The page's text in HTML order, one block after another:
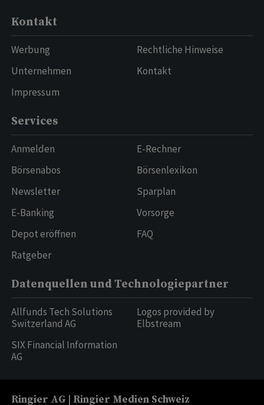
Kontakt
Werbung
Unternehmen
Impressum
Rechtliche Hinweise
Kontakt
Services
Anmelden
Börsenabos
Newsletter
E-Banking
Depot eröffnen
Ratgeber
E-Rechner
Börsenlexikon
Sparplan
Vorsorge
FAQ
Datenquellen und Technologiepartner
Allfunds Tech Solutions
Switzerland AG
SIX Financial Information
AG
Logos provided by
Elbstream
Ringier AG | Ringier Medien Schweiz